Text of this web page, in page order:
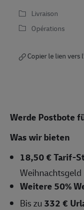
Livraison
Opérations
Copier le lien vers
Werde Postbote
Was wir bieten
18,50 € Tarif-
Weihnachtsgeld
Weitere 50%
Bis zu332 €